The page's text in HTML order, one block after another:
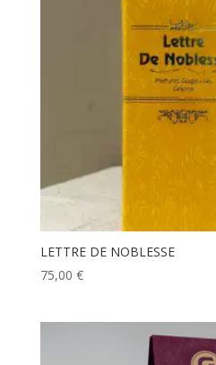
LETTRE DE NOBLESSE
75,00 €